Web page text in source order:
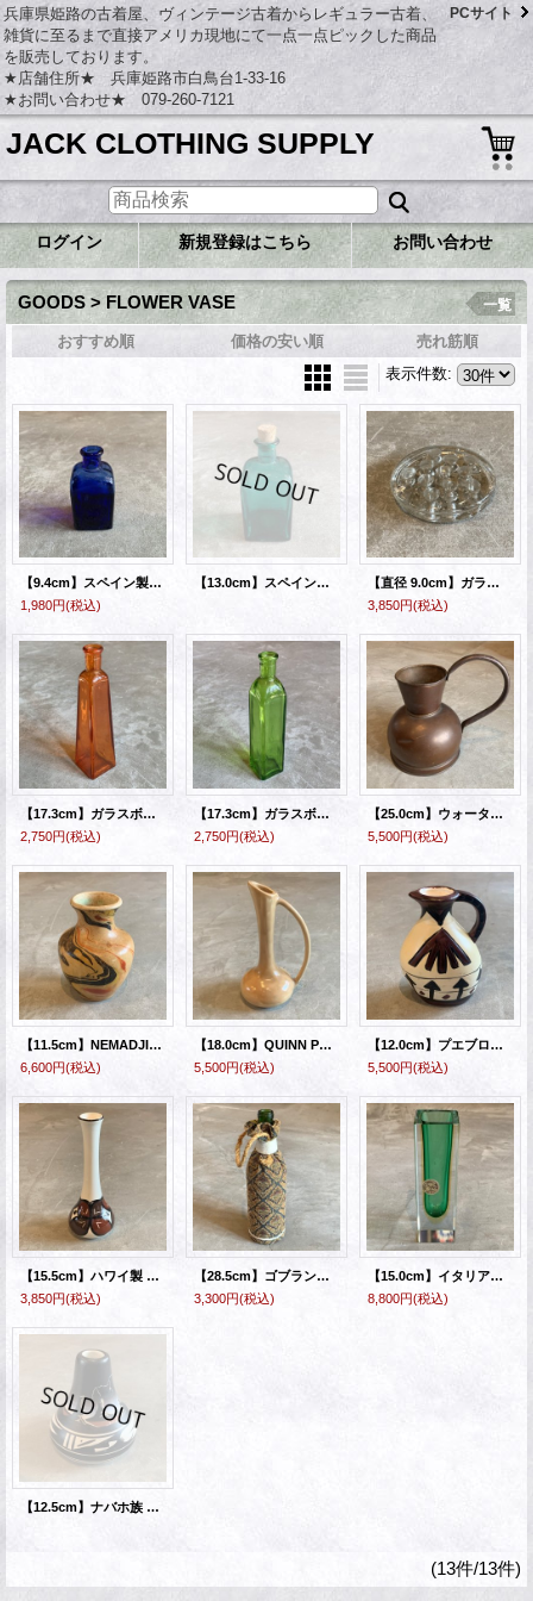
兵庫県姫路の古着屋、ヴィンテージ古着からレギュラー古着、
雑貨に至るまで直接アメリカ現地にて一点一点ピックした商品
を販売しております。
★店舗住所★ 兵庫姫路市白鳥台1-33-16
★お問い合わせ★ 079-260-7121
PCサイト
JACK CLOTHING SUPPLY
ログイン 新規登録はこちら お問い合わせ
GOODS > FLOWER VASE 一覧
おすすめ順 価格の安い順
売れ筋順
表示件数:
【9.4cm】スペイン製 リサイクルガラス ボトル フラワーベース ブルー 青■ビンテージ 雑貨 インテリア 花瓶 一輪挿し
1,980円(税込)
【13.0cm】スペイン製 リサイクルガラス ボトル フラワーベース グリーン 緑■ビンテージ 雑貨 インテリア 花瓶 一輪挿し
【直径 9.0cm】ガラス フラワーフロッグ 花留め 剣山■ビンテージ アンティーク レトロ インテリア アメリカ雑貨 ペンスタンド
3,850円(税込)
【17.3cm】ガラスボトル フラワーベース 一輪挿し 花瓶 オレンジ■ビンテージ アンティーク レトロ インテリア アメリカ雑貨
2,750円(税込)
【17.3cm】ガラスボトル フラワーベース 一輪挿し 花瓶 緑■ビンテージ アンティーク レトロ インテリア アメリカ雑貨
2,750円(税込)
【25.0cm】ウォータージャグ ピッチャー 水差し■ビンテージ アンティーク 銅製 インテリア プランターカバー ガーデニング カントリー
5,500円(税込)
【11.5cm】NEMADJI POTTERY ネマジ フラワーベース■ビンテージ アンティーク インテリア アメリカ雑貨 ネイティブアメリカン 陶器 花瓶
6,600円(税込)
【18.0cm】QUINN POTTERY セラミック フラワーベース■ビンテージ アンティーク インテリア アメリカ雑貨 花瓶 一輪挿し
5,500円(税込)
【12.0cm】プエブロ族 ハンドペイント フラワーベース■ビンテージ アンティーク インテリア アメリカ雑貨 ネイティブアメリカン 花瓶
5,500円(税込)
【15.5cm】ハワイ製 ハンドペイント フラワーベース 白 花柄■ビンテージ アンティーク インテリア アメリカ雑貨 花瓶 セラミック 一輪挿し
3,850円(税込)
【28.5cm】ゴブラン織り×ガラスボトル フラワーベース 花瓶■ビンテージ アンティーク アメリカ雑貨 インテリア フォークアート No.1
3,300円(税込)
【15.0cm】イタリア製 MURANO ムラノガラス フラワーベース グリーン 緑■ビンテージ アンティーク ヨーロッパ雑貨 インテリア 花瓶
8,800円(税込)
【12.5cm】ナバホ族 ハンドペイント フラワーベース■ビンテージ アンティーク インテリア アメリカ雑貨 陶器 花瓶 ネイティブアメリカン
(13件/13件)